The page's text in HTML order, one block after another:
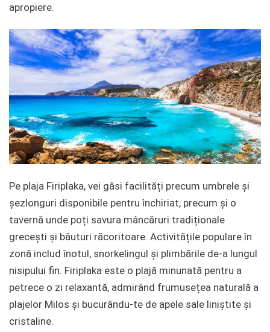
apropiere.
Pe plaja Firiplaka, vei găsi facilități precum umbrele și
șezlonguri disponibile pentru închiriat, precum și o
tavernă unde poți savura mâncăruri tradiționale
grecești și băuturi răcoritoare. Activitățile populare în
zonă includ înotul, snorkelingul și plimbările de-a lungul
nisipului fin. Firiplaka este o plajă minunată pentru a
petrece o zi relaxantă, admirând frumusețea naturală a
plajelor Milos și bucurându-te de apele sale liniștite și
cristaline.